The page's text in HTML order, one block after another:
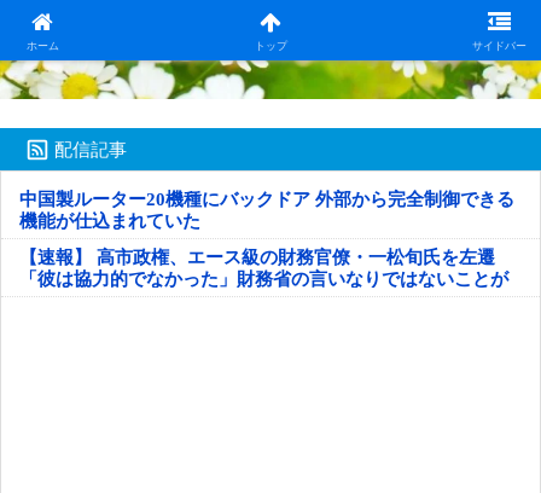
ホーム トップ サイドバー
日本第一！ニュース録
配信記事
中国製ルーター20機種にバックドア 外部から完全制御できる
機能が仕込まれていた
【速報】 高市政権、エース級の財務官僚・一松旬氏を左遷
「彼は協力的でなかった」財務省の言いなりではないことが
判明